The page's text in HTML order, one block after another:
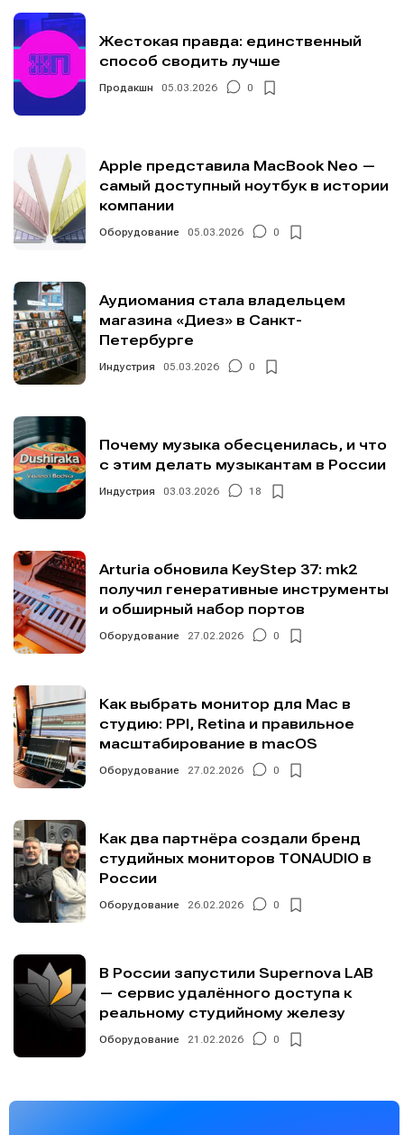
Жестокая правда: единственный
способ сводить лучше
Продакшн 05.03.2026 0
Apple представила MacBook Neo —
самый доступный ноутбук в истории
компании
Оборудование 05.03.2026 0
Аудиомания стала владельцем
магазина «Диез» в Санкт-
Петербурге
Индустрия 05.03.2026 0
Почему музыка обесценилась, и что
с этим делать музыкантам в России
Индустрия 03.03.2026 18
Arturia обновила KeyStep 37: mk2
получил генеративные инструменты
и обширный набор портов
Оборудование 27.02.2026 0
Как выбрать монитор для Mac в
студию: PPI, Retina и правильное
масштабирование в macOS
Оборудование 27.02.2026 0
Как два партнёра создали бренд
студийных мониторов TONAUDIO в
России
Оборудование 26.02.2026 0
В России запустили Supernova LAB
— сервис удалённого доступа к
реальному студийному железу
Оборудование 21.02.2026 0